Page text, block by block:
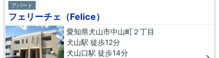
アパート
フェリーチェ（Felice）
愛知県犬山市中山町２丁目
犬山駅 徒歩12分
犬山口駅 徒歩14分